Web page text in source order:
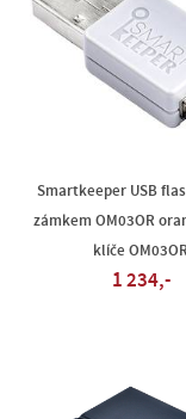
Smartkeeper USB
zámkem OM03OR
klíče
1 234,-